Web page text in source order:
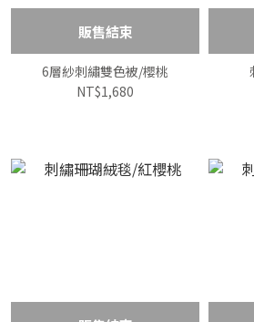
販售結束
6層紗刺繡雙色被/櫻桃
NT$1,680